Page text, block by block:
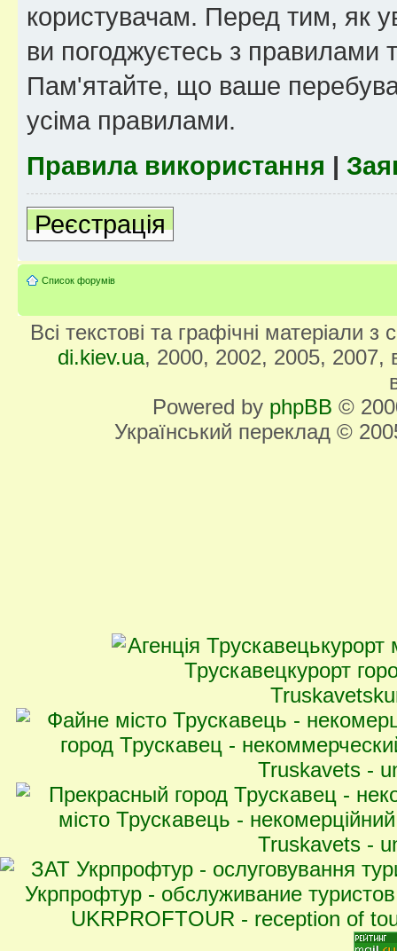
користувачам. Перед тим, як
ви погоджуєтесь з правилами
Пам'ятайте, що ваше
усіма правилами.
Правила використання |
Реєстрація
Список форумів
Всі текстові та графічні матеріали
di.kiev.ua, 2000, 2002, 2005, 2007,
Powered by phpBB ©
Український переклад ©